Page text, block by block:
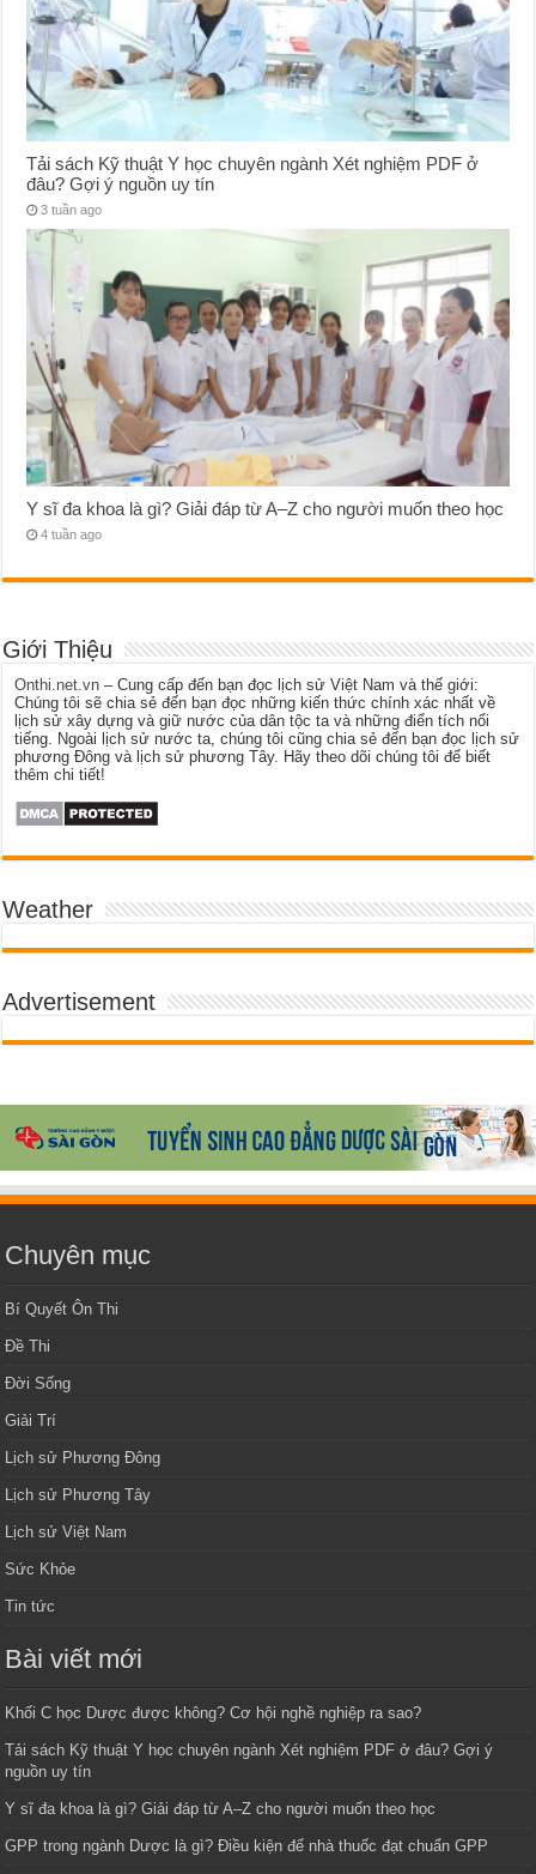
Tải sách Kỹ thuật Y học chuyên ngành Xét nghiệm PDF ở
đâu? Gợi ý nguồn uy tín
3 tuần ago
Y sĩ đa khoa là gì? Giải đáp từ A–Z cho người muốn theo học
4 tuần ago
Giới Thiệu
Onthi.net.vn – Cung cấp đến bạn đọc lịch sử Việt Nam và thế giới:
Chúng tôi sẽ chia sẻ đến bạn đọc những kiến thức chính xác nhất về
lịch sử xây dựng và giữ nước của dân tộc ta và những điển tích nổi
tiếng. Ngoài lịch sử nước ta, chúng tôi cũng chia sẻ đến bạn đọc lịch sử
phương Đông và lịch sử phương Tây. Hãy theo dõi chúng tôi để biết
thêm chi tiết!
Weather
Advertisement
Chuyên mục
Bí Quyết Ôn Thi
Đề Thi
Đời Sống
Giải Trí
Lịch sử Phương Đông
Lịch sử Phương Tây
Lịch sử Việt Nam
Sức Khỏe
Tin tức
Bài viết mới
Khối C học Dược được không? Cơ hội nghề nghiệp ra sao?
Tải sách Kỹ thuật Y học chuyên ngành Xét nghiệm PDF ở đâu? Gợi ý
nguồn uy tín
Y sĩ đa khoa là gì? Giải đáp từ A–Z cho người muốn theo học
GPP trong ngành Dược là gì? Điều kiện để nhà thuốc đạt chuẩn GPP